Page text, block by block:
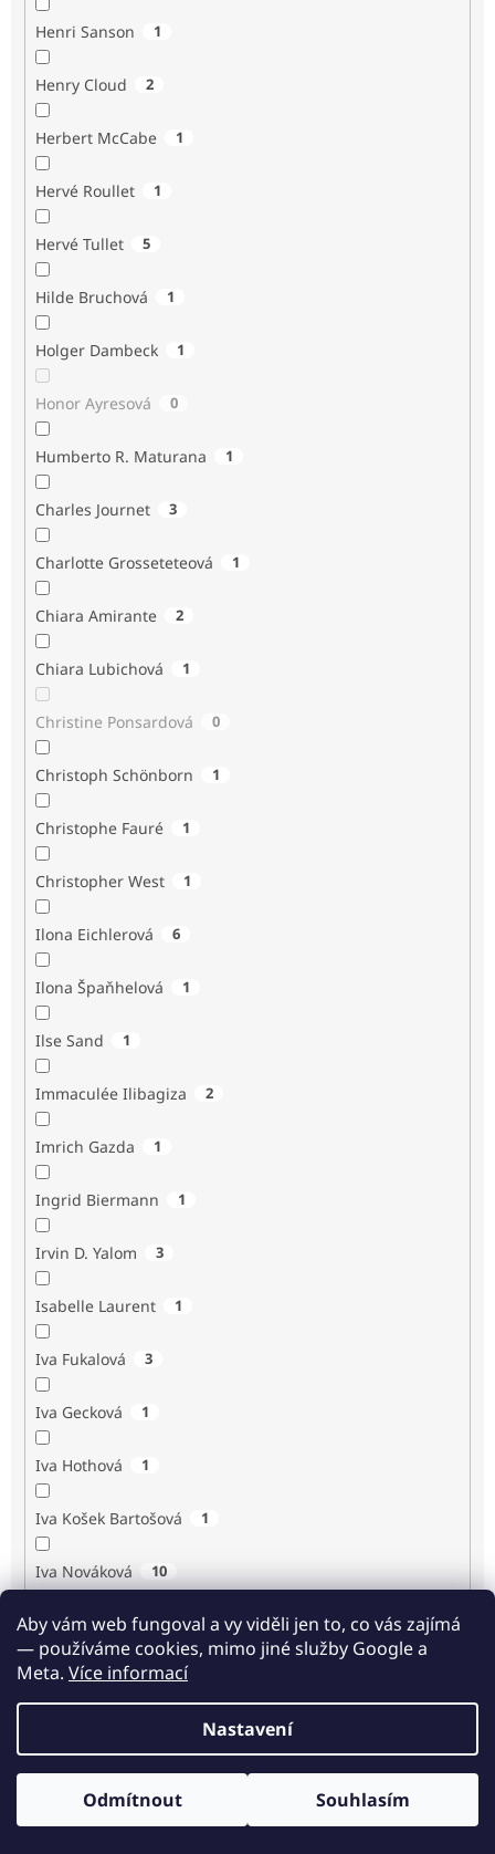
Aby vám web fungoval a vy viděli jen to, co vás zajímá
— používáme cookies, mimo jiné služby Google a
Meta. Více informací
Nastavení
Odmítnout Souhlasím
Henri Sanson 1
Henry Cloud 2
Herbert McCabe 1
Hervé Roullet 1
Hervé Tullet 5
Hilde Bruchová 1
Holger Dambeck 1
Honor Ayresová 0
Humberto R. Maturana 1
Charles Journet 3
Charlotte Grosseteteová 1
Chiara Amirante 2
Chiara Lubichová 1
Christine Ponsardová 0
Christoph Schönborn 1
Christophe Fauré 1
Christopher West 1
Ilona Eichlerová 6
Ilona Špaňhelová 1
Ilse Sand 1
Immaculée Ilibagiza 2
Imrich Gazda 1
Ingrid Biermann 1
Irvin D. Yalom 3
Isabelle Laurent 1
Iva Fukalová 3
Iva Gecková 1
Iva Hothová 1
Iva Košek Bartošová 1
Iva Nováková 10
Iva Procházková 1
Ivan Renč 1
Odběr novinek